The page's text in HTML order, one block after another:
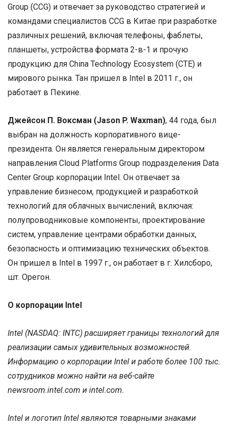
Group (CCG) и отвечает за руководство стратегией и
командами специалистов CCG в Китае при разработке
различных решений, включая телефоны, фаблеты,
планшеты, устройства формата 2-в-1 и прочую
продукцию для China Technology Ecosystem (CTE) и
мирового рынка. Тан пришел в Intel в 2011 г., он
работает в Пекине.
Джейсон П. Воксман (Jason P. Waxman), 44 года, был
выбран на должность корпоративного вице-
президента. Он является генеральным директором
направления Cloud Platforms Group подразделения Data
Center Group корпорации Intel. Он отвечает за
управление бизнесом, продукцией и разработкой
технологий для облачных вычислений, включая:
полупроводниковые компоненты, проектирование
систем, управление центрами обработки данных,
безопасность и оптимизацию технических объектов.
Он пришел в Intel в 1997 г., он работает в г. Хилсборо,
шт. Орегон.
О корпорации Intel
Intel (NASDAQ: INTC) расширяет границы технологий для
реализации самых удивительных возможностей.
Информацию о корпорации Intel и работе более 100 тыс.
сотрудников можно найти на веб-сайте
newsroom.intel.com и intel.com.
Intel и логотип Intel являются товарными знаками